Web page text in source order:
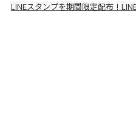
LINEスタンプを期間限定配布！